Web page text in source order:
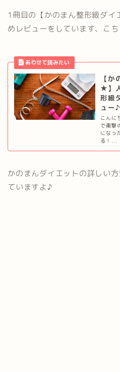
1冊目の【かのまん整形級ダイ
めレビューをしています、こ
【
★】
形級
ュー♪
こんに
で衝撃
になっ
る！...
かのまんダイエットの詳しい
ていますよ♪